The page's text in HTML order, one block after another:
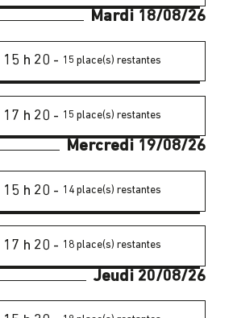
Mardi 18/08/26
15 h 20 - 15 place(s) restantes
17 h 20 - 15 place(s) restantes
Mercredi 19/08/26
15 h 20 - 14 place(s) restantes
17 h 20 - 18 place(s) restantes
Jeudi 20/08/26